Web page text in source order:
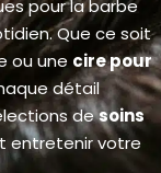
pour la barbe
Que ce soit
ou une cire pour
détail
desoins
entretenir votre